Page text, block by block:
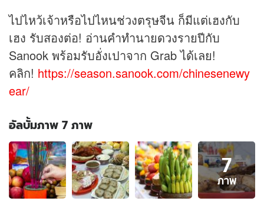
ไปไหว้เจ้าหรือไปไหนช่วงตรุษจีน ก็มีแต่เฮงกับ
เฮง รับสองต่อ! อ่านคำทำนายดวงรายปีกับ
Sanook พร้อมรับอั่งเปาจาก Grab ได้เลย!
คลิก! https://season.sanook.com/chinesenewy
ear/
อัลบั้มภาพ 7 ภาพ
อัลบั้ม
ภาพ
7
ภาพ
ของ
7
ภาพ